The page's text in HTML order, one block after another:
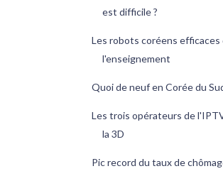
est difficile ?
Les robots coréens efficaces
l'enseignement
Quoi de neuf en Corée du
Les trois opérateurs de
la 3D
Pic record du taux de